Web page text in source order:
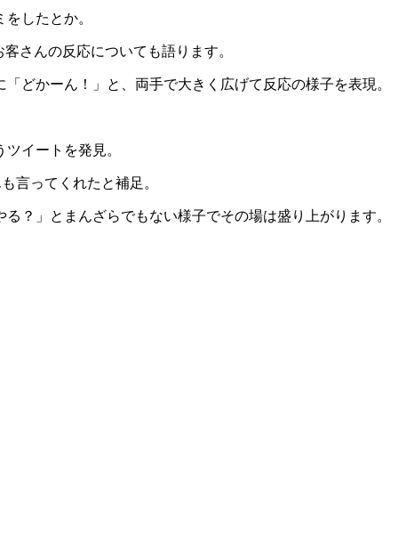
したとか。
さんの反応についても語ります。
どかーん！」と、両手で大きく広げて反応の様子を表現。
イートを発見。
言ってくれたと補足。
？」とまんざらでもない様子でその場は盛り上がります。